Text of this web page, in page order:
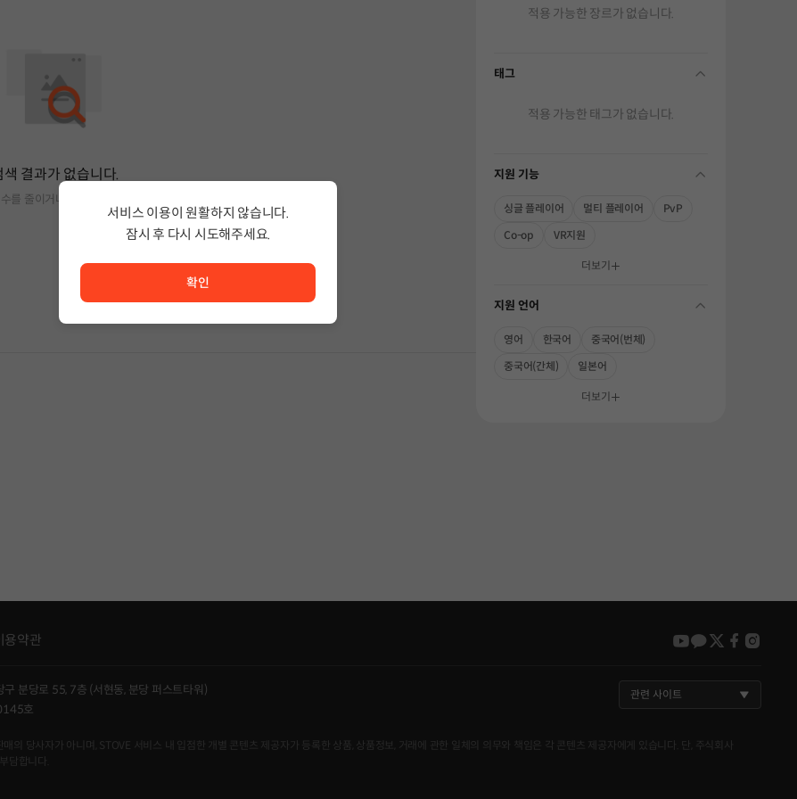
색 결과가 없습니다.
를 줄이거나 필터조건을 변경하세요.
적용 가능한 장르가 없습니다.
태그 folding
적용 가능한 태그가 없습니다.
지원 기능 folding
싱글 플레이어 멀티 플레이어
PvP
Co-op
VR지원
더보기
지원 언어 folding
영어 한국어
중국어(번체)
중국어(간체)
일본어
더보기
용약관 youtube
kakao
twitter
구 분당로 55, 7층 (서현동, 분당 퍼스트타워)
호
관련 사이트
의 당사자가 아니며, STOVE 서비스 내 입점한 개별 콘텐츠 제공자가 등록한 상품, 상품정보, 거래에 관한 일체의 의무와 책임은 각 콘텐츠 제공자에게 있습니다. 단, 주식회사
담합니다.
서비스 이용이 원활하지 않습니다.
잠시 후 다시 시도해주세요.
확인